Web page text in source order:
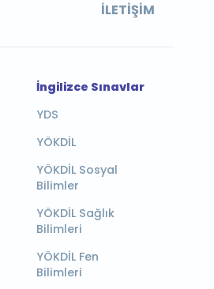
İLETIŞIM
İngilizce Sınavlar
YDS
YÖKDİL
YÖKDİL Sosyal
Bilimler
YÖKDİL Sağlık
Bilimleri
YÖKDİL Fen
Bilimleri